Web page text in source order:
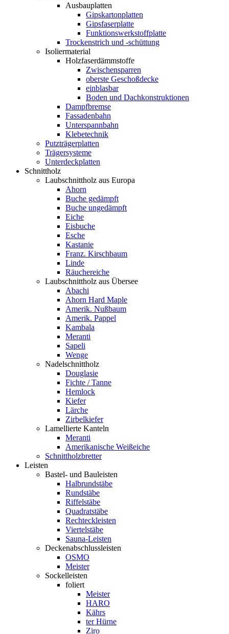
Ausbauplatten
Gipskartonplatten
Gipsfaserplatte
Funktionswerkstoffplatte
Trockenstrich und -schüttung
Isoliermaterial
Holzfaserdämmstoffe
Zwischensparren
oberste Geschoßdecke
einblasbar
Boden und Dachkonstruktionen
Dampfbremse
Fassadenbahn
Unterspannbahn
Klebetechnik
Putzträgerplatten
Trägersysteme
Unterdeckplatten
Schnittholz
Laubschnittholz aus Europa
Ahorn
Buche gedämpft
Buche ungedämpft
Eiche
Eisbuche
Esche
Kastanie
Franz. Kirschbaum
Linde
Räuchereiche
Laubschnittholz aus Übersee
Abachi
Ahorn Hard Maple
Amerik. Nußbaum
Amerik. Pappel
Kambala
Meranti
Sapeli
Wenge
Nadelschnittholz
Douglasie
Fichte / Tanne
Hemlock
Kiefer
Lärche
Zirbelkiefer
Lamellierte Kanteln
Meranti
Amerikanische Weißeiche
Schnittholzbretter
Leisten
Bastel- und Bauleisten
Halbrundstäbe
Rundstäbe
Riffelstäbe
Quadratstäbe
Rechteckleisten
Viertelstäbe
Sauna-Leisten
Deckenabschlussleisten
OSMO
Meister
Sockelleisten
foliert
Meister
HARO
Kährs
ter Hürne
Ziro